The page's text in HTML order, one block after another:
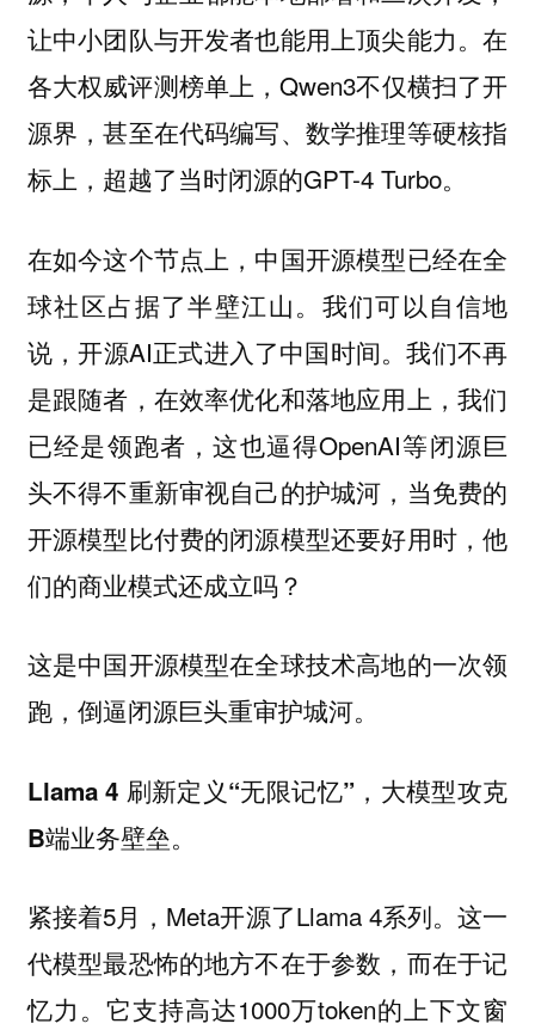
让中小团队与开发者也能用上顶尖能力。在
各大权威评测榜单上，Qwen3不仅横扫了开
源界，甚至在代码编写、数学推理等硬核指
标上，超越了当时闭源的GPT-4 Turbo。
在如今这个节点上，中国开源模型已经在全
球社区占据了半壁江山。我们可以自信地
说，开源AI正式进入了中国时间。我们不再
是跟随者，在效率优化和落地应用上，我们
已经是领跑者，这也逼得OpenAI等闭源巨
头不得不重新审视自己的护城河，当免费的
开源模型比付费的闭源模型还要好用时，他
们的商业模式还成立吗？
这是中国开源模型在全球技术高地的一次领
跑，倒逼闭源巨头重审护城河。
Llama 4 刷新定义“无限记忆”，大模型攻克
B端业务壁垒。
紧接着5月，Meta开源了Llama 4系列。这一
代模型最恐怖的地方不在于参数，而在于记
忆力。它支持高达1000万token的上下文窗